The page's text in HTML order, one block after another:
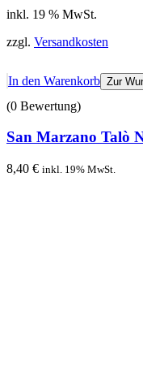
inkl. 19 % MwSt.
zzgl. Versandkosten
In den Warenkorb Zur
(0 Bewertung)
San Marzano Talò
8,40 € inkl. 19% MwSt.